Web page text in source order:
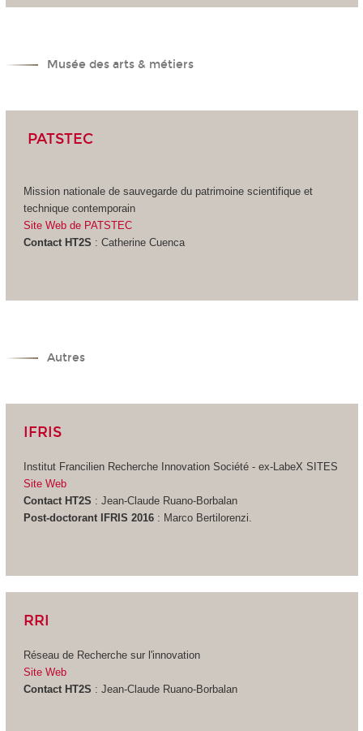
Musée des arts & métiers
PATSTEC
Mission nationale de sauvegarde du patrimoine scientifique et
technique contemporain
Site Web de PATSTEC
Contact HT2S : Catherine Cuenca
Autres
IFRIS
Institut Francilien Recherche Innovation Société - ex-LabeX SITES
Site Web
Contact HT2S : Jean-Claude Ruano-Borbalan
Post-doctorant IFRIS 2016 : Marco Bertilorenzi.
RRI
Réseau de Recherche sur l'innovation
Site Web
Contact HT2S : Jean-Claude Ruano-Borbalan